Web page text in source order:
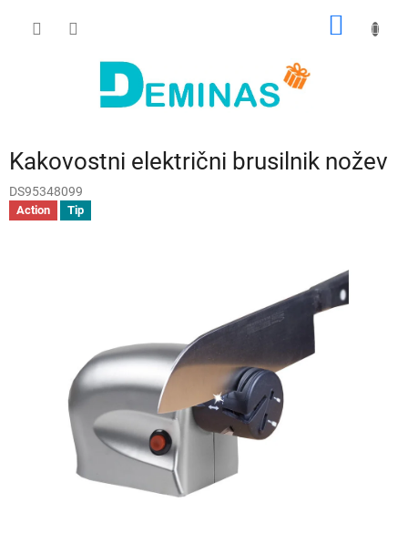
Kakovostni električni brusilnik nožev
DS95348099
Action Tip